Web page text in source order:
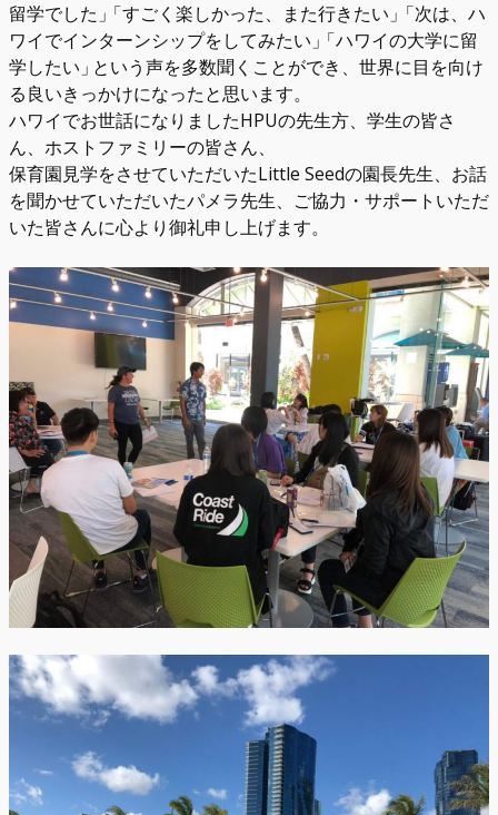
留学でした 」
「すごく楽しかった、また行きたい 」
「次は、ハ
ワイでインターンシップをしてみたい 」
「ハワイの大学に留
学したい 」という声を多数聞くことができ、世界に目を向け
る良いきっかけになったと思います。
ハワイでお世話になりましたHPUの先生方、学生の皆さ
ん、ホストファミリーの皆さん、
保育園見学をさせていただいたLittle Seedの園長先生、お話
を聞かせていただいたパメラ先生、ご協力・サポートいただ
いた皆さんに心より御礼申し上げます。